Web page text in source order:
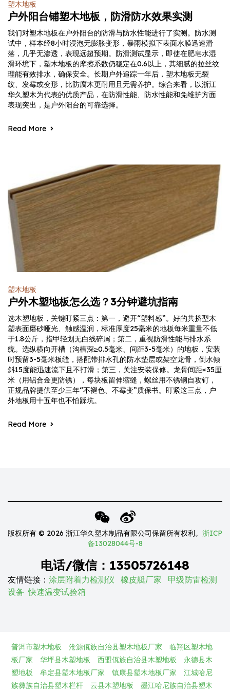
塑木地板
户外阳台铺塑木地板，防滑防水效果实测
我们对塑木地板在户外阳台的防滑与防水性能进行了实测。防水测
试中，样本经8小时浸泡无膨胀变形，暴雨模拟下表面水膜迅速滑
落，几乎无渗透，表现远超预期。防滑测试显示，即使在肥皂水湿
滑环境下，塑木地板的摩擦系数仍稳定在0.6以上，其细腻的拉丝纹
理能有效排水，确保安全。长期户外追踪一年后，塑木地板无裂
纹、发霉或变形，比防腐木更耐用且无需养护。综合来看，以浙江
华久塑木为代表的优质产品，在防滑性能、防水性能和免维护方面
表现突出，是户外阳台的可靠选择。
Read More
塑木地板
户外木塑地板怎么选？3分钟避坑指南
选木塑地板，关键盯紧三点：第一，避开“塑料感”。好的共挤型木
塑表面磨砂哑光、触感温润，标准厚度25毫米的地板每米重量不低
于1.8公斤，指甲轻划无白线碎屑；第二，重视防滑性能与排水系
统。选纵横向开槽（沟槽深≥0.5毫米、间距3-5毫米）的地板，安装
时预留3-5毫米板缝，搭配带排水孔的防水垫层或架空龙骨，倒水倾
斜15度能迅速流下且不打滑；第三，关注安装保修。龙骨间距≤35厘
米（用铝合金更防锈），每块板留伸缩缝，螺丝用不锈钢自攻钉，
正规品牌提供至少三年“不褪色、不霉变”质保书。盯紧这三点，户
外地板用十五年也不怕踩坑。
Read More
版权所有 © 2026 浙江华久塑木制品有限公司保留所有权利。 浙ICP
备13028044号-8
电话/微信：13505726148
友情链接： 涂层附着力检测仪 橡皮艇厂家
甲级防雷检测
设备 快速温变试验箱
普洱市塑木地板 沧源佤族自治县塑木地板厂家
临翔区塑木地
板厂家
华坪县木塑地板 西盟佤族自治县木塑地板
永德县木
塑地板
牟定县塑木地板厂家 镇康县塑木地板厂家
江城哈尼
族彝族自治县塑木栏杆
云县木塑地板 墨江哈尼族自治县塑木